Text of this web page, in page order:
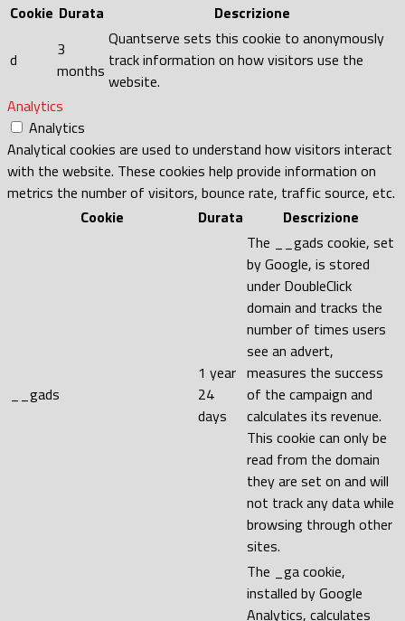
Cookie Durata Descrizione
d
3
months
Quantserve sets this cookie to anonymously
track information on how visitors use the
website.
Analytics
Analytics
Analytical cookies are used to understand how visitors interact
with the website. These cookies help provide information on
metrics the number of visitors, bounce rate, traffic source, etc.
Cookie
Durata Descrizione
__gads
1 year
24
days
The __gads cookie, set
by Google, is stored
under DoubleClick
domain and tracks the
number of times users
see an advert,
measures the success
of the campaign and
calculates its revenue.
This cookie can only be
read from the domain
they are set on and will
not track any data while
browsing through other
sites.
The _ga cookie,
installed by Google
Analytics, calculates